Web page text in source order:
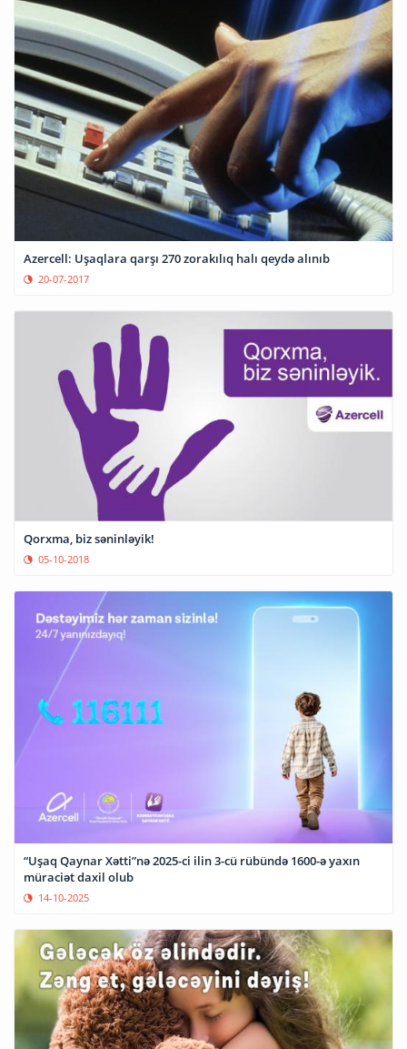
Azercell: Uşaqlara qarşı 270 zorakılıq halı qeydə alınıb
20-07-2017
Qorxma, biz səninləyik!
05-10-2018
“Uşaq Qaynar Xətti”nə 2025-ci ilin 3-cü rübündə 1600-ə yaxın
müraciət daxil olub
14-10-2025